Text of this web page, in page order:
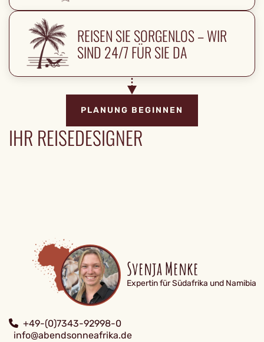
REISEN SIE SORGENLOS – WIR
SIND 24/7 FÜR SIE DA
PLANUNG BEGINNEN
IHR REISEDESIGNER
Svenja Menke
Expertin für Südafrika und Namibia
+49-(0)7343-92998-0
info@abendsonneafrika.de